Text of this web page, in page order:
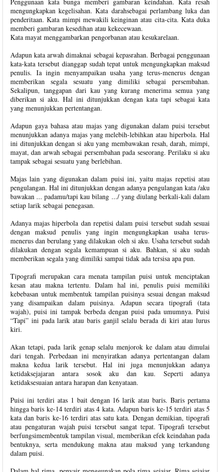
mengungkapkan kegelisahan. Kata darahsebagai perlambang luka dan
penderitaan. Kata mimpi mewakili keinginan atau cita-cita. Kata duka
memberi gambaran kesedihan atau kekecewaan.
Kata mayat menggambarkan pengorbanan atau kesukarelaan.
Adapun kata arwah dimaknai sebagai kepasrahan. Berbagai penggunaan
kata-kata tersebut dianggap sudah tepat untuk mengungkapkan maksud
penulis. Ia ingin menyampaikan usaha yang terus-menerus dengan
memberikan segala sesuatu yang dimiliki sebagai persembahan.
Sekalipun, tanggapan dari kau yang kurang menerima semua yang
diberikan si aku. Hal ini ditunjukkan dengan kata tapi sebagai kata
yang menunjukkan pertentangan.
Adapun gaya bahasa atau majas yang digunakan dalam puisi tersebut
menunjukkan adanya majas yang melebih-lebihkan atau hiperbola. Hal
ini ditunjukkan dengan si aku yang membawakan resah, darah, mimpi,
mayat, dan arwah sebagai persembahan pada seseorang. Perilaku si aku
tampak sebagai sesuatu yang berlebihan.
Majas lain yang digunakan dalam puisi ini, yaitu majas repetisi atau
pengulangan. Hal ini ditunjukkan dengan adanya pengulangan kata /aku
bawakan ... padamu/tapi kau bilang .../ yang diulang berkali-kali dalam
setiap larik sebagai penegasan.
Adanya majas hiperbola dan repetisi dalam puisi tersebut sudah sesuai
dengan maksud penulis yang ingin mengungkapkan usaha terus-
menerus dan berulang yang dilakukan oleh si aku. Usaha tersebut sudah
dilakukan dengan segala kemampuan si aku. Bahkan, si aku sudah
memberikan segala yang dimiliki sampai tidak ada tersisa apa pun.
Tipografi merupakan cara menata tampilan puisi untuk menciptakan
kesan atau makna tertentu. Dalam hal ini, penulis puisi memiliki
kebebasan untuk membentuk tampilan puisinya sesuai dengan maksud
yang disampaikan dalam puisinya. Adapun secara tipografi (tata
wajah), puisi ini tampak berbeda dengan puisi pada umumnya. Puisi
“Tapi” ini pada larik atau baris ganjil selalu berada di kiri atau lurus
kiri.
Akan tetapi, pada larik genap selalu menjorok ke dalam atau dimulai
dari tengah. Perbedaan ini menyiratkan adanya pertentangan dalam
makna kedua larik tersebut. Hal ini juga menunjukkan adanya
ketidaksejajaran antara sosok aku dan kau. Seperti adanya
ketidaksesuaian antara harapan dan kenyataan.
Puisi ini terdiri atas 1 bait dengan 16 larik atau baris. Baris pertama
hingga baris ke-14 terdiri atas 4 kata. Adapun baris ke-15 terdiri atas 5
kata dan baris ke-16 terdiri atas satu kata. Dengan demikian, tipografi
atau pengaturan wajah puisi tersebut sangat tepat. Tipografi tersebut
berfungsimembentuk tampilan visual, memberikan efek keindahan pada
bentuknya, serta mendukung makna atau maksud yang terkandung
dalam puisi.